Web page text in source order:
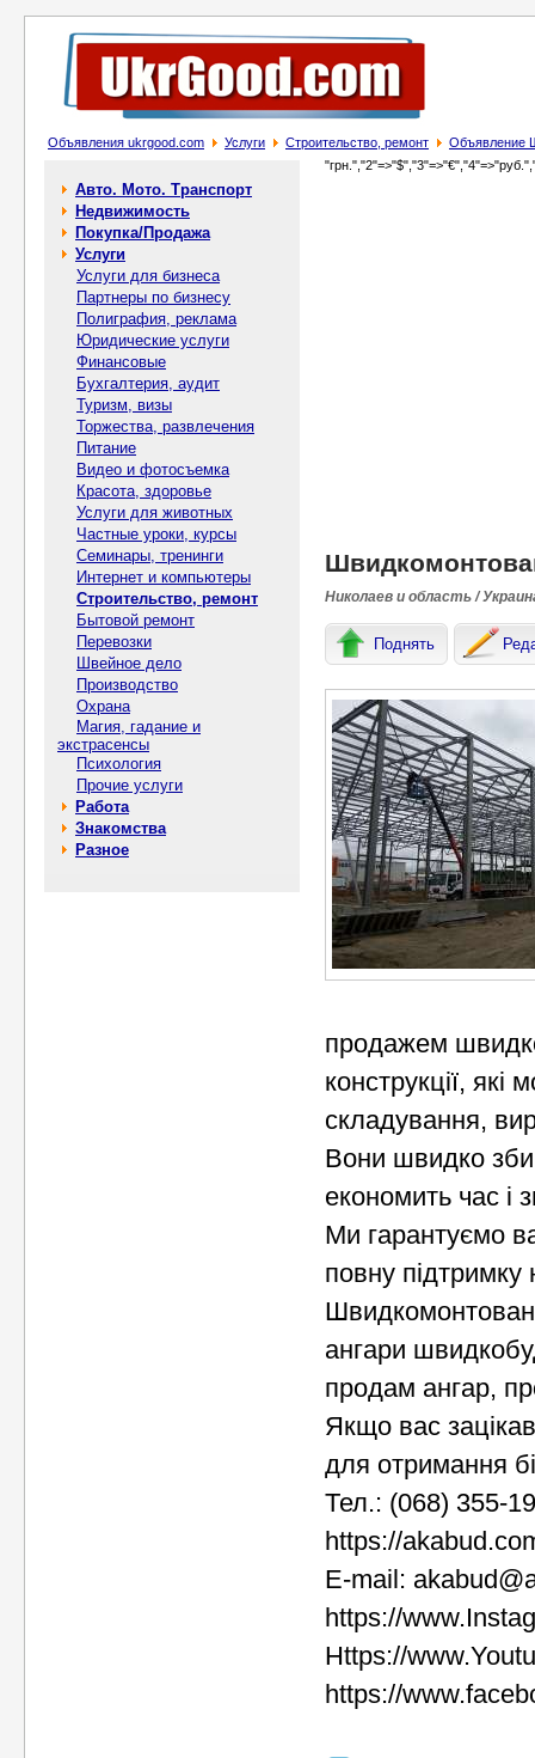
Объявления ukrgood.com Услуги Строительство, ремонт Объявление
Авто. Мото. Транспорт
Недвижимость
Покупка/Продажа
Услуги
Услуги для бизнеса
Партнеры по бизнесу
Полиграфия, реклама
Юридические услуги
Финансовые
Бухгалтерия, аудит
Туризм, визы
Торжества, развлечения
Питание
Видео и фотосъемка
Красота, здоровье
Услуги для животных
Частные уроки, курсы
Семинары, тренинги
Интернет и компьютеры
Строительство, ремонт
Бытовой ремонт
Перевозки
Швейное дело
Производство
Охрана
Магия, гадание и
экстрасенсы
Психология
Прочие услуги
Работа
Знакомства
Разное
Николаев и область /
Поднять
продажем
конструкції, які
складування,
Вони швидко
економить час і
Ми гарантуємо
повну підтримку
ангари
продам ангар,
Якщо вас
для отримання
Тел.: (068) 355-
https://
E-mail:
https://
Https://
https://